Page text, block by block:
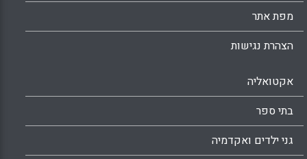
מפת אתר
הצהרת נגישות
אקטואליה
בתי ספר
גני ילדים ואקדמיה